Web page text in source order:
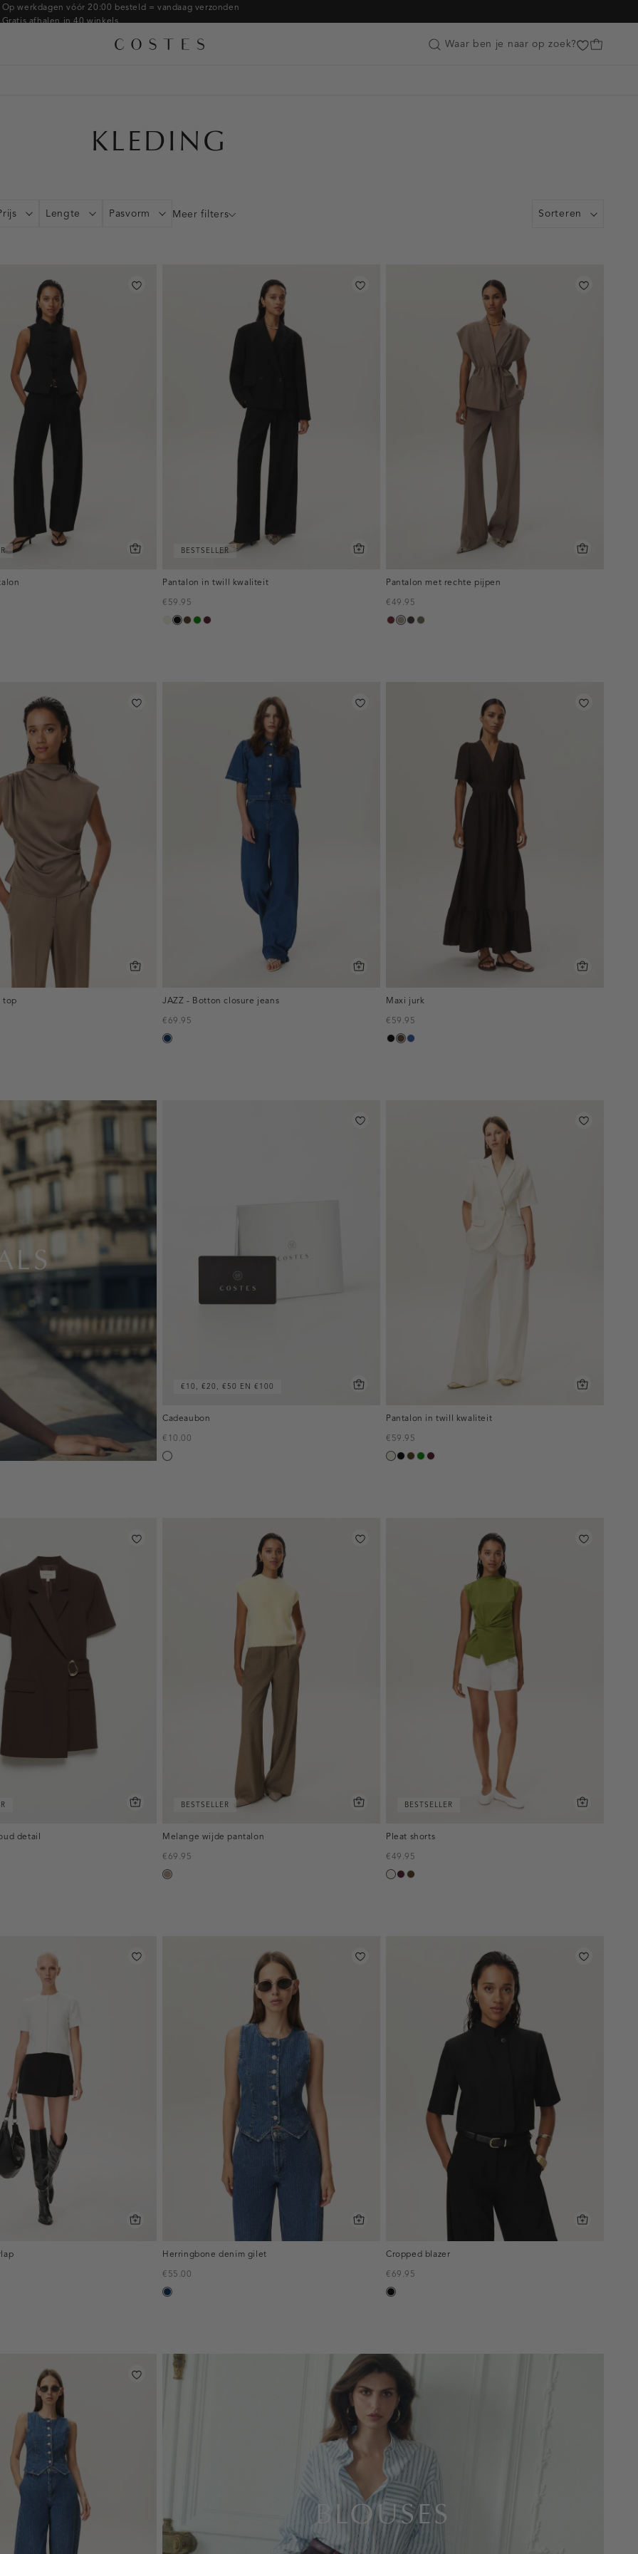
Op werkdagen vóór 20:00 besteld = vandaag verzonden
Gratis afhalen in 40 winkels
Betaal zoals jij wilt: o.a. Bancontact, Riverty, Apple pay & creditcard
Customer Care
Waar ben je naar op zoek?
Armbanden
Ringen
KLEDING
Lengte Pasvorm Sorteren
Meer filters
BESTSELLER
Pantalon in twill kwaliteit
€59.95
ecru
zwart
toffee
groenpruim,
Pantalon met rechte pijpen
€49.95
bordeaux,
taupe,
choco,
bruin
top
JAZZ - Botton closure jeans
€69.95
blauw,
Maxi jurk
€59.95
zwart
donkerbruin
kobaltblauw
€10, €20, €50 EN €100
Cadeaubon
€10.00
Silver
Pantalon in twill kwaliteit
€59.95
ecruzwart
toffee
groenpruim,
detail
BESTSELLER
Melange wijde pantalon
€69.95
taupe,
BESTSELLER
Pleat shorts
€49.95
creme,
pruim,
toffee
Herringbone denim gilet
€55.00
blauw,
Cropped blazer
€69.95
zwart
inline-
banner:top
BLOUSES